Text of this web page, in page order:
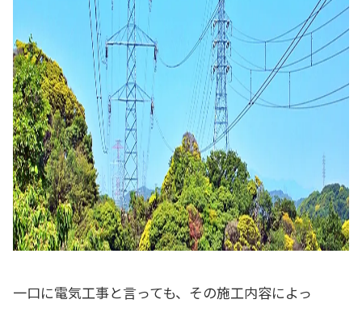
一口に電気工事と言っても、その施工内容によっ